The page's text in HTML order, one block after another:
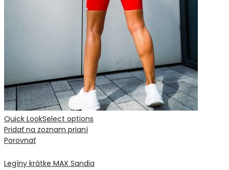
Quick LookSelect options
Pridať na zoznam prianí
Porovnať
Legíny krátke MAX Sandia